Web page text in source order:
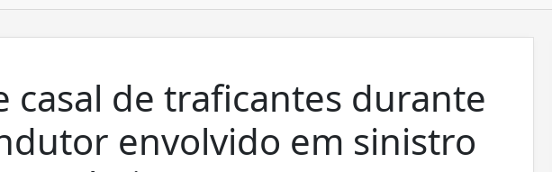
casal de traficantes durante
envolvido em sinistro